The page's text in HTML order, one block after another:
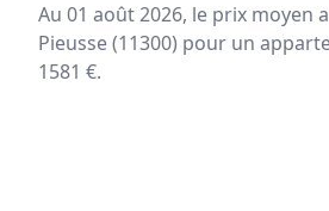
Au 01 août 2026, le prix moyen
Pieusse (11300) pour un
1581 €.